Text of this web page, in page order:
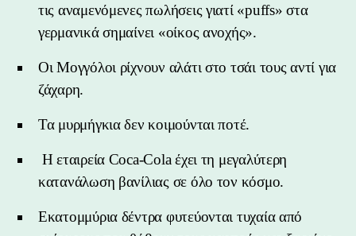
τις αναμενόμενες πωλήσεις γιατί «puffs» στα
γερμανικά σημαίνει «οίκος ανοχής».
Οι Μογγόλοι ρίχνουν αλάτι στο τσάι τους αντί για
ζάχαρη.
Τα μυρμήγκια δεν κοιμούνται ποτέ.
Η εταιρεία Coca-Cola έχει τη μεγαλύτερη
κατανάλωση βανίλιας σε όλο τον κόσμο.
Εκατομμύρια δέντρα φυτεύονται τυχαία από